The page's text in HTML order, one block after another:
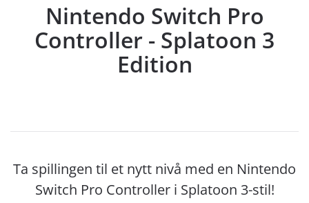
Nintendo Switch Pro
Controller - Splatoon 3
Edition
Ta spillingen til et nytt nivå med en Nintendo
Switch Pro Controller i Splatoon 3-stil!